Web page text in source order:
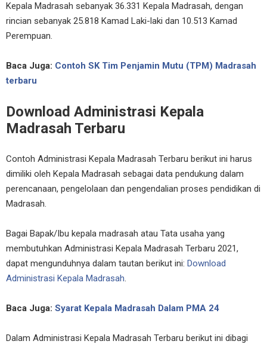
Kepala Madrasah sebanyak 36.331 Kepala Madrasah, dengan
rincian sebanyak 25.818 Kamad Laki-laki dan 10.513 Kamad
Perempuan.
Baca Juga: Contoh SK Tim Penjamin Mutu (TPM) Madrasah
terbaru
Download Administrasi Kepala
Madrasah Terbaru
Contoh Administrasi Kepala Madrasah Terbaru berikut ini harus
dimiliki oleh Kepala Madrasah sebagai data pendukung dalam
perencanaan, pengelolaan dan pengendalian proses pendidikan di
Madrasah.
Bagai Bapak/Ibu kepala madrasah atau Tata usaha yang
membutuhkan Administrasi Kepala Madrasah Terbaru 2021,
dapat mengunduhnya dalam tautan berikut ini: Download
Administrasi Kepala Madrasah.
Baca Juga: Syarat Kepala Madrasah Dalam PMA 24
Dalam Administrasi Kepala Madrasah Terbaru berikut ini dibagi